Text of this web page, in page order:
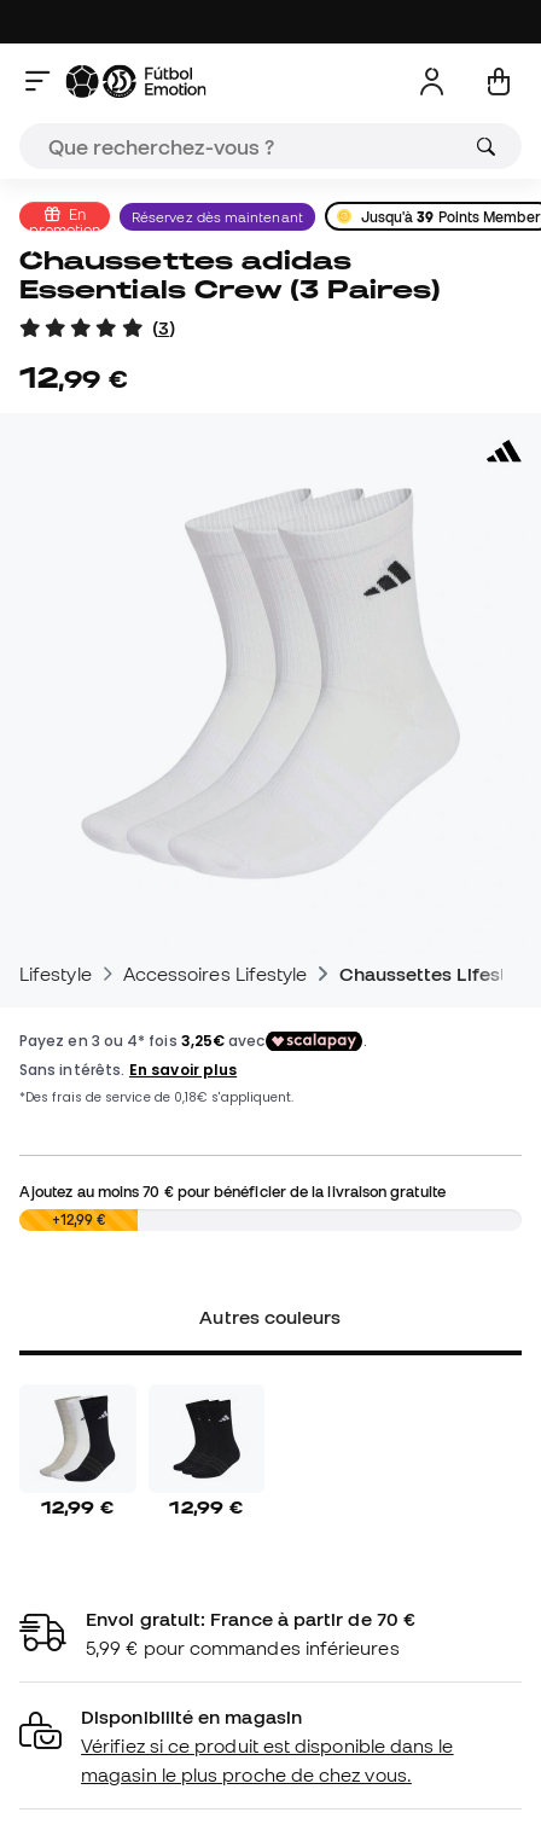
En
promotion
Réservez dès maintenant Jusqu'à39 Points Member
Chaussettes adidas
Essentials Crew (3 Paires)
(3)
12,99 €
Lifestyle Accessoires Lifestyle Chaussettes Lifestyle
Ajoutez au moins70 €pour bénéficier de la livraison gratuite
0,00 €+12,99 €
Autres couleurs
12,99 € 12,99 €
Envoi gratuit: France à partir de 70 €
5,99 € pour commandes inférieures
Disponibilité en magasin
Vérifiez si ce produit est disponible dans le
magasin le plus proche de chez vous.